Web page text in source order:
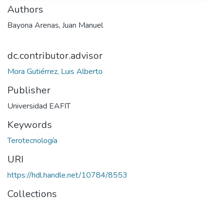
Authors
Bayona Arenas, Juan Manuel
dc.contributor.advisor
Mora Gutiérrez, Luis Alberto
Publisher
Universidad EAFIT
Keywords
Terotecnología
URI
https://hdl.handle.net/10784/8553
Collections